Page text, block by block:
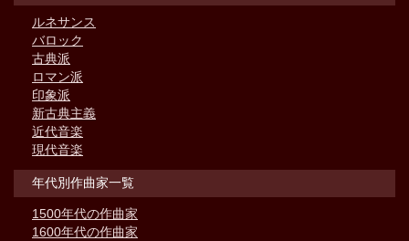
ルネサンス
バロック
古典派
ロマン派
印象派
新古典主義
近代音楽
現代音楽
年代別作曲家一覧
1500年代の作曲家
1600年代の作曲家